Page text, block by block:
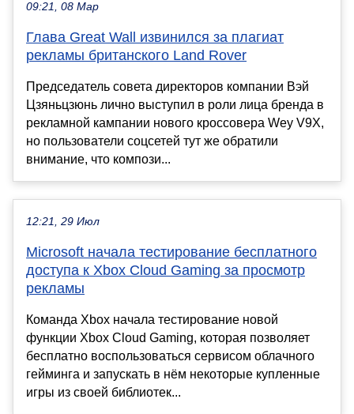
09:21, 08 Мар
Глава Great Wall извинился за плагиат
рекламы британского Land Rover
Председатель совета директоров компании Вэй
Цзяньцзюнь лично выступил в роли лица бренда в
рекламной кампании нового кроссовера Wey V9X,
но пользователи соцсетей тут же обратили
внимание, что компози...
12:21, 29 Июл
Microsoft начала тестирование бесплатного
доступа к Xbox Cloud Gaming за просмотр
рекламы
Команда Xbox начала тестирование новой
функции Xbox Cloud Gaming, которая позволяет
бесплатно воспользоваться сервисом облачного
гейминга и запускать в нём некоторые купленные
игры из своей библиотек...